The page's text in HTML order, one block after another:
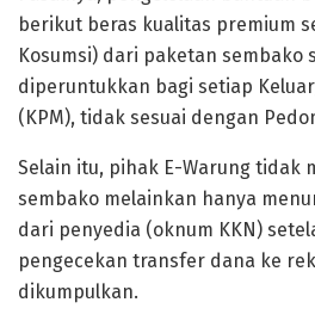
berikut beras kualitas premium
Kosumsi) dari paketan sembako
diperuntukkan bagi setiap
(KPM), tidak sesuai dengan
Selain itu, pihak E-Warung tidak
sembako melainkan hanya
dari penyedia (oknum KKN)
pengecekan transfer dana ke
dikumpulkan.